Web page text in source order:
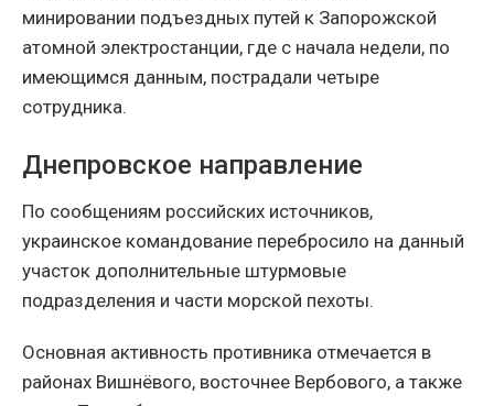
минировании подъездных путей к Запорожской
атомной электростанции, где с начала недели, по
имеющимся данным, пострадали четыре
сотрудника.
Днепровское направление
По сообщениям российских источников,
украинское командование перебросило на данный
участок дополнительные штурмовые
подразделения и части морской пехоты.
Основная активность противника отмечается в
районах Вишнёвого, восточнее Вербового, а также